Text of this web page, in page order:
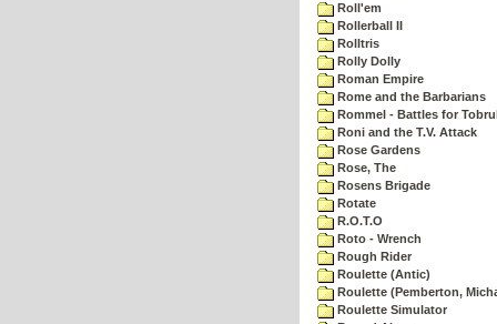
Roll'em
Rollerball II
Rolltris
Rolly Dolly
Roman Empire
Rome and the Barbarians
Rommel - Battles for
Roni and the T.V. Attack
Rose Gardens
Rose, The
Rosens Brigade
Rotate
R.O.T.O
Roto - Wrench
Rough Rider
Roulette (Antic)
Roulette (Pemberton,
Roulette Simulator